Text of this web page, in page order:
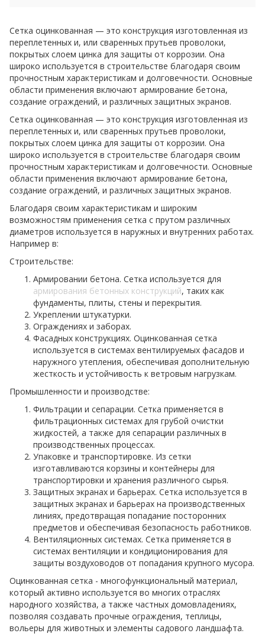
Сетка оцинкованная — это конструкция изготовленная из
переплетенных и, или сваренных прутьев проволоки,
покрытых слоем цинка для защиты от коррозии. Она
широко используется в строительстве благодаря своим
прочностным характеристикам и долговечности. Основные
области применения включают армирование бетона,
создание ограждений, и различных защитных экранов.
Сетка оцинкованная — это конструкция изготовленная из
переплетенных и, или сваренных прутьев проволоки,
покрытых слоем цинка для защиты от коррозии. Она
широко используется в строительстве благодаря своим
прочностным характеристикам и долговечности. Основные
области применения включают армирование бетона,
создание ограждений, и различных защитных экранов.
Благодаря своим характеристикам и широким
возможностям применения сетка с прутом различных
диаметров используется в наружных и внутренних работах.
Например в:
Строительстве:
Армировании бетона. Сетка используется для
армирования бетонных конструкций, таких как
фундаменты, плиты, стены и перекрытия.
Укреплении штукатурки.
Ограждениях и заборах.
Фасадных конструкциях. Оцинкованная сетка
используется в системах вентилируемых фасадов и
наружного утепления, обеспечивая дополнительную
жесткость и устойчивость к ветровым нагрузкам.
Промышленности и производстве:
Фильтрации и сепарации. Сетка применяется в
фильтрационных системах для грубой очистки
жидкостей, а также для сепарации различных в
производственных процессах.
Упаковке и транспортировке. Из сетки
изготавливаются корзины и контейнеры для
транспортировки и хранения различного сырья.
Защитных экранах и барьерах. Сетка используется в
защитных экранах и барьерах на производственных
линиях, предотвращая попадание посторонних
предметов и обеспечивая безопасность работников.
Вентиляционных системах. Сетка применяется в
системах вентиляции и кондиционирования для
защиты воздуховодов от попадания крупного мусора.
Оцинкованная сетка - многофункциональный материал,
который активно используется во многих отраслях
народного хозяйства, а также частных домовладениях,
позволяя создавать прочные ограждения, теплицы,
вольеры для животных и элементы садового ландшафта.